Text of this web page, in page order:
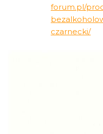
forum.pl/
czarnecki/